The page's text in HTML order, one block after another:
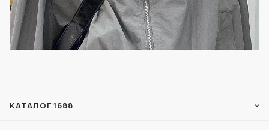
КАТАЛОГ 1688